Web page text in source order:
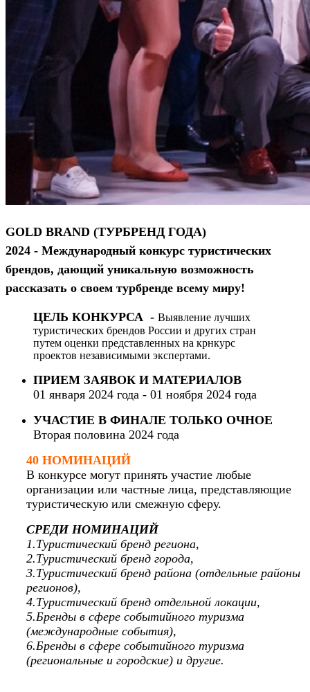
GOLD BRAND (ТУРБРЕНД ГОДА)
2024 - Международный конкурс туристических
брендов, дающий уникальную возможность
рассказать о своем турбренде всему миру!
ЦЕЛЬ КОНКУРСА - Выявление лучших
туристических брендов России и других стран
путем оценки представленных на крнкурс
проектов независимыми экспертами.
ПРИЕМ ЗАЯВОК И МАТЕРИАЛОВ
01 января 2024 года - 01 ноября 2024 года
УЧАСТИЕ В ФИНАЛЕ ТОЛЬКО ОЧНОЕ
Вторая половина 2024 года
40 НОМИНАЦИЙ
В конкурсе могут принять участие любые
организации или частные лица, представляющие
туристическую или смежную сферу.
СРЕДИ НОМИНАЦИЙ
1.Туристический бренд региона,
2.Туристический бренд города,
3.Туристический бренд района (отдельные районы
регионов),
4.Туристический бренд отдельной локации,
5.Бренды в сфере событийного туризма
(международные события),
6.Бренды в сфере событийного туризма
(региональные и городские) и другие.